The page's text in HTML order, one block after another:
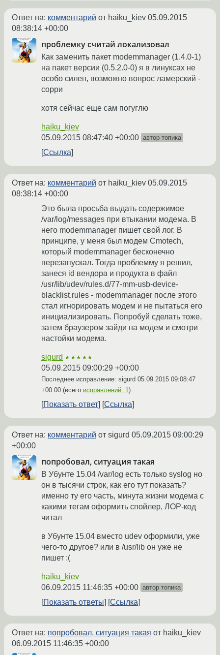
Ответ на: комментарий от haiku_kiev 05.09.2015
08:38:14 +00:00
проблемку считай локализовал
Как заменить пакет modemmanager (1.4.0-1)
на пакет версии (0.5.2.0-0) я в линуксах не
особо силен, возможно вопрос ламерский -
сорри
хотя сейчас еще сам погуглю
haiku_kiev
05.09.2015 08:47:40 +00:00 автор топика
Ссылка
Ответ на: комментарий от haiku_kiev 05.09.2015
08:38:14 +00:00
Это была просьба выдать содержимое
/var/log/messages при втыкании модема. В
него modemmanager пишет свой лог. В
принципе, у меня был модем Cmotech,
который modemmanager бесконечно
перезапускал. Тогда проблемму я решил,
занеся id вендора и продукта в файл
/usr/lib/udev/rules.d/77-mm-usb-device-
blacklist.rules - modemmanager после этого
стал игнорировать модем и не пытаться его
инициализировать. Попробуй сделать тоже,
затем браузером зайди на модем и смотри
настойки модема.
sigurd ★★★★★
05.09.2015 09:00:29 +00:00
Последнее исправление: sigurd 05.09.2015 09:08:47
+00:00 (всего исправлений: 1)
Показать ответ Ссылка
Ответ на: комментарий от sigurd 05.09.2015 09:00:29
+00:00
попробовал, ситуация такая
В Убунте 15.04 /var/log есть только syslog но
он в тысячи строк, как его тут показать?
именно ту его часть, минута жизни модема с
какими тегам оформить спойлер, ЛОР-код
читал
в Убунте 15.04 вместо udev оформили, уже
чего-то другое? или в /usr/lib он уже не
пишет :(
haiku_kiev
06.09.2015 11:46:35 +00:00 автор топика
Показать ответы Ссылка
Ответ на: попробовал, ситуация такая от haiku_kiev
06.09.2015 11:46:35 +00:00